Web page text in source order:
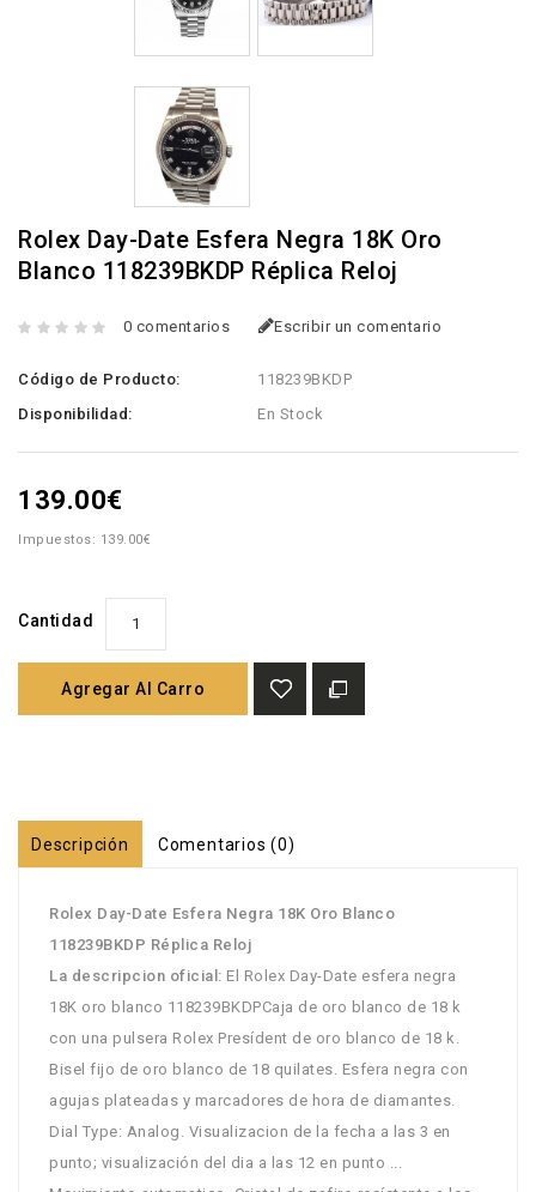
Rolex Day-Date Esfera Negra 18K Oro
Blanco 118239BKDP Réplica Reloj
0 comentarios Escribir un comentario
Código de Producto:
118239BKDP
Disponibilidad:
En Stock
139.00€
Impuestos: 139.00€
Cantidad
Agregar Al Carro
Descripción Comentarios (0)
Rolex Day-Date Esfera Negra 18K Oro Blanco
118239BKDP Réplica Reloj
La descripcion oficial: El Rolex Day-Date esfera negra
18K oro blanco 118239BKDPCaja de oro blanco de 18 k
con una pulsera Rolex Presídent de oro blanco de 18 k.
Bisel fijo de oro blanco de 18 quilates. Esfera negra con
agujas plateadas y marcadores de hora de diamantes.
Dial Type: Analog. Visualizacion de la fecha a las 3 en
punto; visualización del dia a las 12 en punto ...